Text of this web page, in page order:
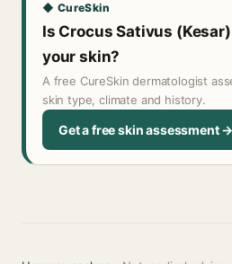
◆ CureSkin
Is Crocus Sativus
your skin?
A free CureSkin dermatologist
skin type, climate and history.
Get a free skin assessment →